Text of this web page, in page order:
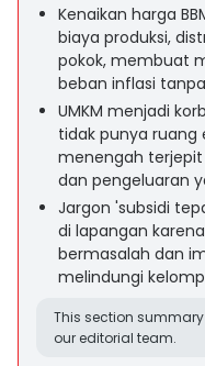
Kenaikan harga
biaya produksi,
pokok, membuat
beban inflasi
UMKM menjadi
tidak punya ruang
menengah
dan pengeluaran
Jargon 'subsidi
di lapangan
bermasalah dan
melindungi
This section
our editorial team.